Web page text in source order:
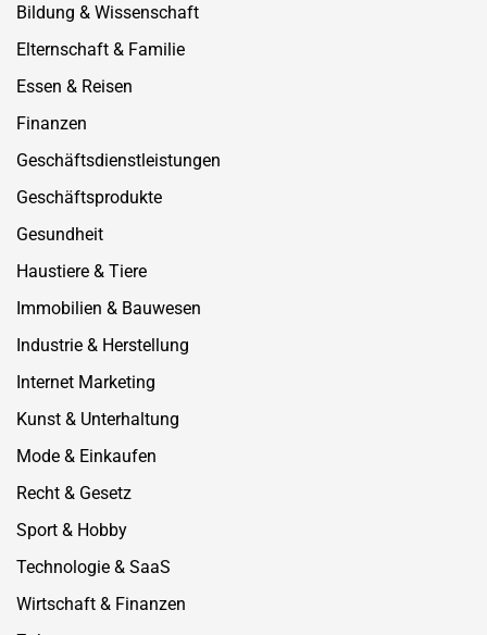
Bildung & Wissenschaft
Elternschaft & Familie
Essen & Reisen
Finanzen
Geschäftsdienstleistungen
Geschäftsprodukte
Gesundheit
Haustiere & Tiere
Immobilien & Bauwesen
Industrie & Herstellung
Internet Marketing
Kunst & Unterhaltung
Mode & Einkaufen
Recht & Gesetz
Sport & Hobby
Technologie & SaaS
Wirtschaft & Finanzen